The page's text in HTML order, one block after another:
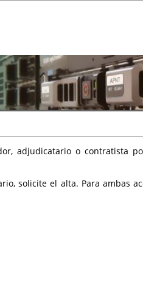
adjudicatario o contratista
solicite el alta. Para ambas